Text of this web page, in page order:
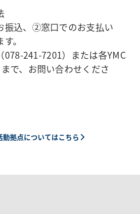
込、②窓口でのお支払い
。
241-7201）または各YMC
まで、お問い合わせくださ
動拠点についてはこちら